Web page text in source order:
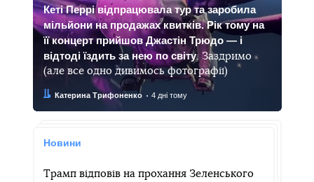
Кеті Перрі відпрацювала тур та заробила
мільйони на продажах квитків. Рік тому на
її концерт прийшов Джастін Трюдо — і
відтоді їздить за нею по світу. Заздримо
(але все одно дивимось фотографії)
Автор:
Катерина Трифоненко
Дата: 4 дні тому
Новини
Трамп відповів на прохання Зеленського